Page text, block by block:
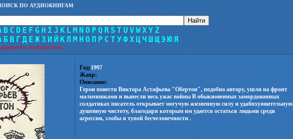
ПО АУДИОКНИГАМ
B C D E F G H I J K L M N O P Q R S T U V WXYZ
Б В Г Д Е Ж З И Й КЛ М Н О П Р С Т УФХ ЦЧ Ш Щ Э ЮЯ
большая база.
Год:1997
Жанр:
Описание:
Герои повести Виктора Астафьева "Обертон", подобно автору, ушли на фронт
мальчишками и вынесли весь ужас войны В обыкновенных замордованных
солдатиках писатель открывает могучую жизненную силу и удабпхуивительную
душевную чистоту, благодаря которым им удается остаться людьми среди
агрессии, злобы и тупой бесчеловечности .